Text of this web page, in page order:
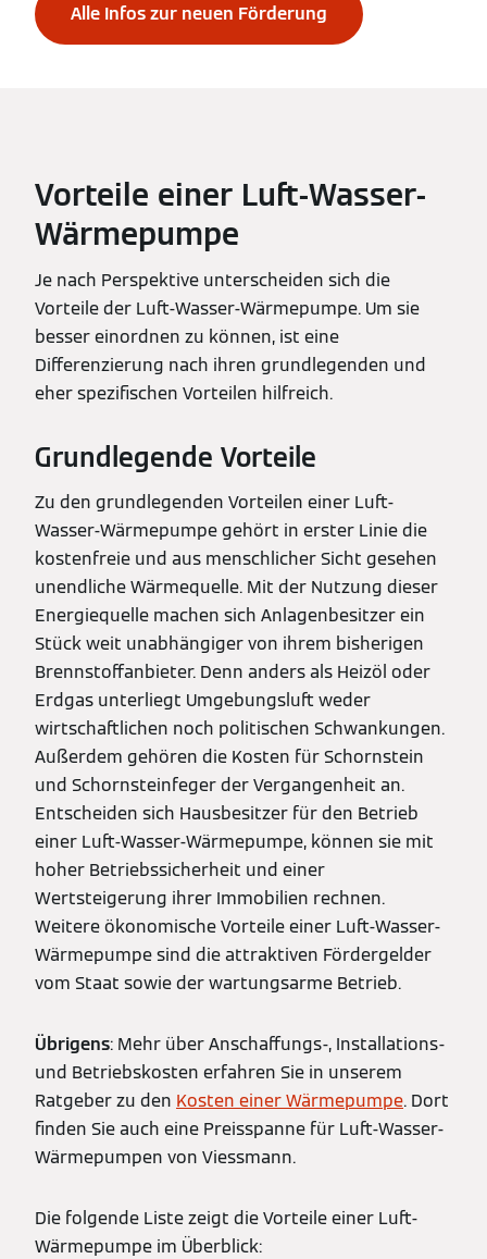
Alle Infos zur neuen Förderung
Vorteile einer Luft-Wasser-
Wärmepumpe
Je nach Perspektive unterscheiden sich die
Vorteile der Luft-Wasser-Wärmepumpe. Um sie
besser einordnen zu können, ist eine
Differenzierung nach ihren grundlegenden und
eher spezifischen Vorteilen hilfreich.
Grundlegende Vorteile
Zu den grundlegenden Vorteilen einer Luft-
Wasser-Wärmepumpe gehört in erster Linie die
kostenfreie und aus menschlicher Sicht gesehen
unendliche Wärmequelle. Mit der Nutzung dieser
Energiequelle machen sich Anlagenbesitzer ein
Stück weit unabhängiger von ihrem bisherigen
Brennstoffanbieter. Denn anders als Heizöl oder
Erdgas unterliegt Umgebungsluft weder
wirtschaftlichen noch politischen Schwankungen.
Außerdem gehören die Kosten für Schornstein
und Schornsteinfeger der Vergangenheit an.
Entscheiden sich Hausbesitzer für den Betrieb
einer Luft-Wasser-Wärmepumpe, können sie mit
hoher Betriebssicherheit und einer
Wertsteigerung ihrer Immobilien rechnen.
Weitere ökonomische Vorteile einer Luft-Wasser-
Wärmepumpe sind die attraktiven Fördergelder
vom Staat sowie der wartungsarme Betrieb.
Übrigens: Mehr über Anschaffungs-, Installations-
und Betriebskosten erfahren Sie in unserem
Ratgeber zu den Kosten einer Wärmepumpe. Dort
finden Sie auch eine Preisspanne für Luft-Wasser-
Wärmepumpen von Viessmann.
Die folgende Liste zeigt die Vorteile einer Luft-
Wärmepumpe im Überblick: